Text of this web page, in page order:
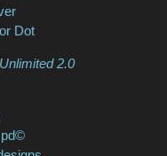
Dot
2.0